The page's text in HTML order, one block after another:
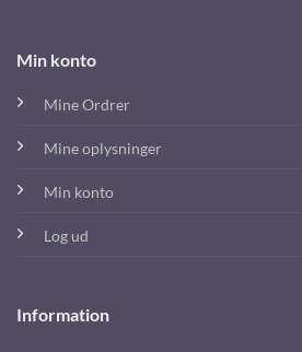
Min konto
Mine Ordrer
Mine oplysninger
Min konto
Log ud
Information